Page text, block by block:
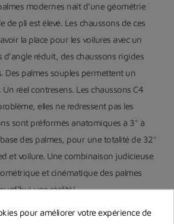
modernes nait d’une géométrie
de pli est élevé. Les chaussons de ces
la place pour les voilures avec un
d’angle réduit, des chaussons rigides
Des palmes souples permettent un
réel contresens. Les chaussons C4
elles ne redressent pas les
sont préformés anatomiques à 3° à
des palmes, pour une totalité de 32°
et voilure. Une combinaison judicieuse
et cinématique des palmes
une réalité!
pour améliorer votre expérience de